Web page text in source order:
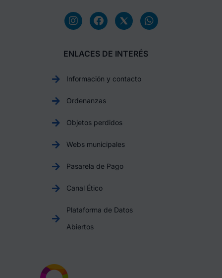
ENLACES DE INTERÉS
Información y contacto
Ordenanzas
Objetos perdidos
Webs municipales
Pasarela de Pago
Canal Ético
Plataforma de Datos
Abiertos